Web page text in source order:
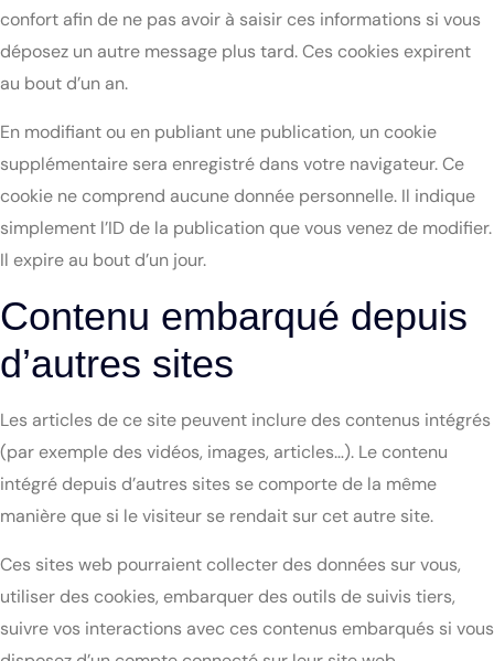
confort afin de ne pas avoir à saisir ces informations si vous
déposez un autre message plus tard. Ces cookies expirent
au bout d’un an.
En modifiant ou en publiant une publication, un cookie
supplémentaire sera enregistré dans votre navigateur. Ce
cookie ne comprend aucune donnée personnelle. Il indique
simplement l’ID de la publication que vous venez de modifier.
Il expire au bout d’un jour.
Contenu embarqué depuis
d’autres sites
Les articles de ce site peuvent inclure des contenus intégrés
(par exemple des vidéos, images, articles…). Le contenu
intégré depuis d’autres sites se comporte de la même
manière que si le visiteur se rendait sur cet autre site.
Ces sites web pourraient collecter des données sur vous,
utiliser des cookies, embarquer des outils de suivis tiers,
suivre vos interactions avec ces contenus embarqués si vous